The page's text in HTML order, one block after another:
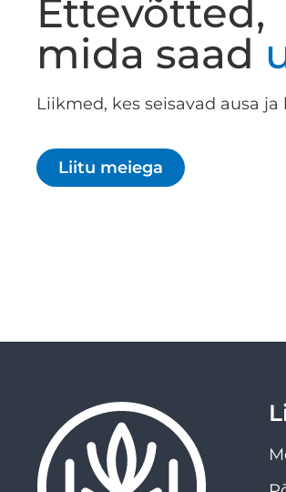
Ettevõtted,
mida saad
Liikmed, kes seisavad ausa
Liitu meiega